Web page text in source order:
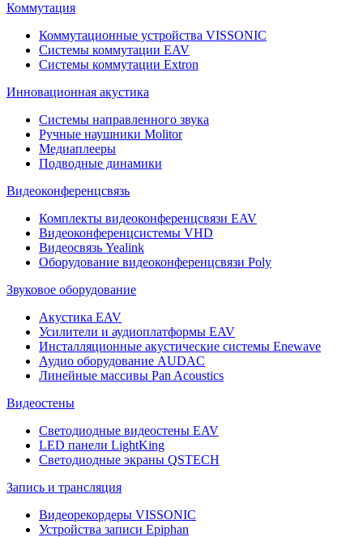
Коммутация
Коммутационные устройства VISSONIC
Системы коммутации EAV
Системы коммутации Extron
Инновационная акустика
Системы направленного звука
Ручные наушники Molitor
Медиаплееры
Подводные динамики
Видеоконференцсвязь
Комплекты видеоконференцсвязи EAV
Видеоконференцсистемы VHD
Видеосвязь Yealink
Оборудование видеоконференцсвязи Poly
Звуковое оборудование
Акустика EAV
Усилители и аудиоплатформы EAV
Инсталляционные акустические системы Enewave
Аудио оборудование AUDAC
Линейные массивы Pan Acoustics
Видеостены
Светодиодные видеостены EAV
LED панели LightKing
Светодиодные экраны QSTECH
Запись и трансляция
Видеорекордеры VISSONIC
Устройства записи Epiphan